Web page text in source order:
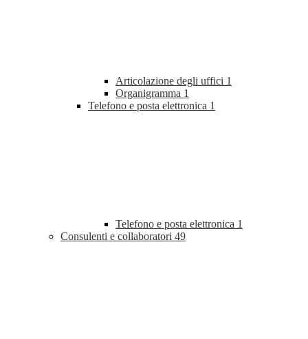
Articolazione degli uffici 1
Organigramma 1
Telefono e posta elettronica 1
Telefono e posta elettronica 1
Consulenti e collaboratori 49